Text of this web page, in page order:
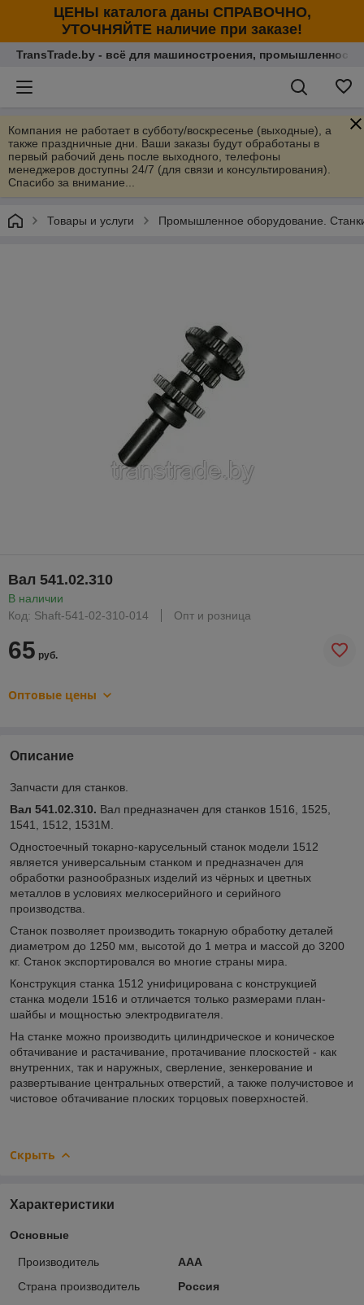
ЦЕНЫ каталога даны СПРАВОЧНО,
УТОЧНЯЙТЕ наличие при заказе!
TransTrade.by - всё для машиностроения,
Компания не работает в субботу/воскресенье (выходные), а
также праздничные дни. Ваши заказы будут обработаны в
первый рабочий день после выходного, телефоны
менеджеров доступны 24/7 (для связи и консультирования).
Спасибо за внимание...
Товары и услуги Промышленное оборудование.
Вал 541.02.310
В наличии
Код: Shaft-541-02-310-014
Опт и розница
65 руб.
Оптовые цены
Описание
Запчасти для станков.
Вал 541.02.310. Вал предназначен для станков 1516, 1525,
1541, 1512, 1531М.
Одностоечный токарно-карусельный станок модели 1512
является универсальным станком и предназначен для
обработки разнообразных изделий из чёрных и цветных
металлов в условиях мелкосерийного и серийного
производства.
Станок позволяет производить токарную обработку деталей
диаметром до 1250 мм, высотой до 1 метра и массой до 3200
кг. Станок экспортировался во многие страны мира.
Конструкция станка 1512 унифицирована с конструкцией
станка модели 1516 и отличается только размерами план-
шайбы и мощностью электродвигателя.
На станке можно производить цилиндрическое и коническое
обтачивание и растачивание, протачивание плоскостей - как
внутренних, так и наружных, сверление, зенкерование и
развертывание центральных отверстий, а также получистовое и
чистовое обтачивание плоских торцовых поверхностей.
Скрыть
Характеристики
Основные
Производитель
ААА
Страна производитель
Россия